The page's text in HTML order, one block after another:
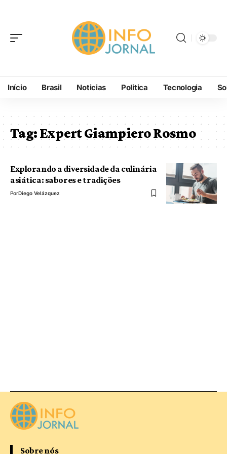
Início Brasil Noticias Politica Tecnologia
Tag:Expert Giampiero Rosmo
Explorando a diversidade da culinária
asiática: sabores e tradições
PorDiego Velázquez
Sobre nós